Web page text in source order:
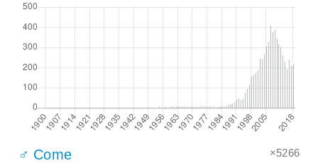
♂ Come ×5266